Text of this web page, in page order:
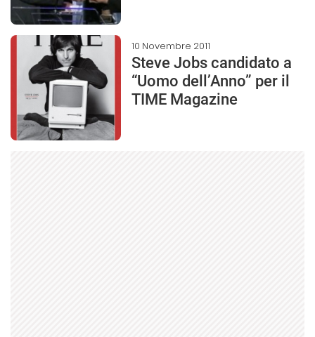
10 Novembre 2011
Steve Jobs candidato a
“Uomo dell’Anno” per il
TIME Magazine